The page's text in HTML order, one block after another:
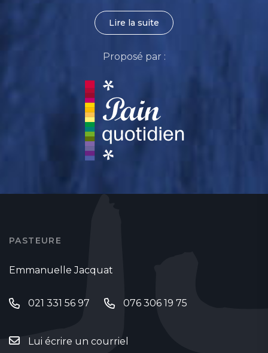
Lire la suite
Proposé par :
PASTEURE
Emmanuelle Jacquat
021 331 56 97 076 306 19 75
Lui écrire un courriel